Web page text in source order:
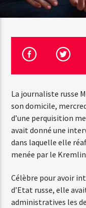
Emission en cours
Web-
Web-
Web-
Web-
La journaliste russe
son domicile,
d’une perquisition
avait donné une
dans laquelle elle
menée par le
Célèbre pour avoir
d’Etat russe, elle
administratives les